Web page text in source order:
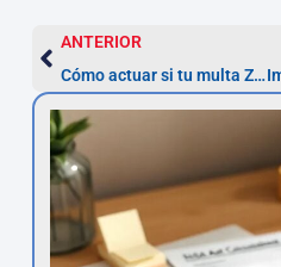
ANTERIOR
Cómo actuar si tu multa ZBE ha sido anulada: pasos a seguir